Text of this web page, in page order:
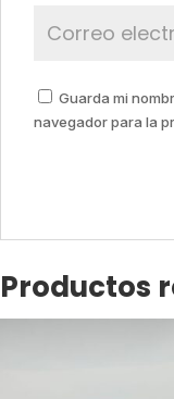
Guarda mi
navegador para la
Productos